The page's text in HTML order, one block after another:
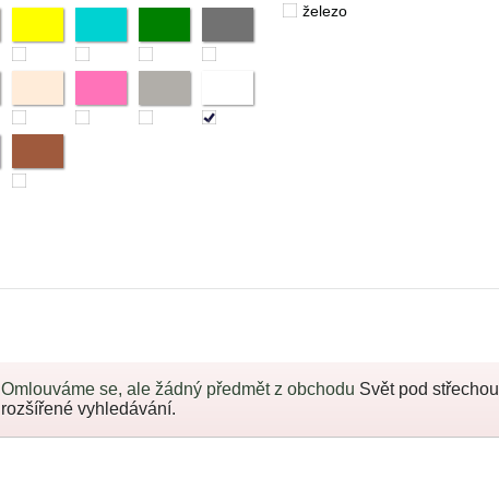
železo
Omlouváme se, ale žádný předmět z obchodu Svět pod střechou
rozšířené vyhledávání.